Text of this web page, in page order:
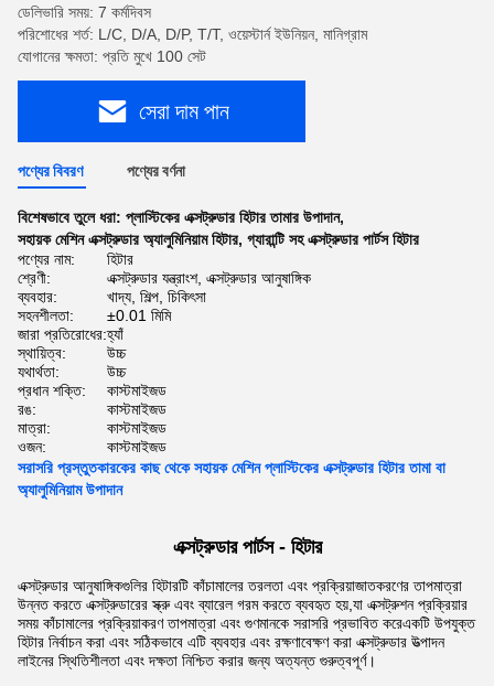
ডেলিভারি সময়: 7 কর্মদিবস
পরিশোধের শর্ত: L/C, D/A, D/P, T/T, ওয়েস্টার্ন ইউনিয়ন, মানিগ্রাম
যোগানের ক্ষমতা: প্রতি মুখে 100 সেট
সেরা দাম পান
পণ্যের বিবরণ পণ্যের বর্ণনা
বিশেষভাবে তুলে ধরা: প্লাস্টিকের এক্সট্রুডার হিটার তামার উপাদান,
সহায়ক মেশিন এক্সট্রুডার অ্যালুমিনিয়াম হিটার, গ্যারান্টি সহ এক্সট্রুডার পার্টস হিটার
পণ্যের নাম:
হিটার
শ্রেণী:
এক্সট্রুডার যন্ত্রাংশ, এক্সট্রুডার আনুষাঙ্গিক
ব্যবহার:
খাদ্য, শিল্প, চিকিৎসা
সহনশীলতা:
±0.01 মিমি
জারা প্রতিরোধের:হ্যাঁ
স্থায়িত্ব:
উচ্চ
যথার্থতা:
উচ্চ
প্রধান শক্তি:
কাস্টমাইজড
রঙ:
কাস্টমাইজড
মাত্রা:
কাস্টমাইজড
ওজন:
কাস্টমাইজড
সরাসরি প্রস্তুতকারকের কাছ থেকে সহায়ক মেশিন প্লাস্টিকের এক্সট্রুডার হিটার তামা বা
অ্যালুমিনিয়াম উপাদান
এক্সট্রুডার পার্টস - হিটার
এক্সট্রুডার আনুষাঙ্গিকগুলির হিটারটি কাঁচামালের তরলতা এবং প্রক্রিয়াজাতকরণের তাপমাত্রা
উন্নত করতে এক্সট্রুডারের স্ক্রু এবং ব্যারেল গরম করতে ব্যবহৃত হয়,যা এক্সট্রুশন প্রক্রিয়ার
সময় কাঁচামালের প্রক্রিয়াকরণ তাপমাত্রা এবং গুণমানকে সরাসরি প্রভাবিত করেএকটি উপযুক্ত
হিটার নির্বাচন করা এবং সঠিকভাবে এটি ব্যবহার এবং রক্ষণাবেক্ষণ করা এক্সট্রুডার উত্পাদন
লাইনের স্থিতিশীলতা এবং দক্ষতা নিশ্চিত করার জন্য অত্যন্ত গুরুত্বপূর্ণ।